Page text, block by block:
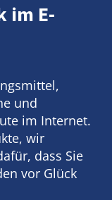
im E-
und
im Internet.
wir
dass Sie
vor Glück